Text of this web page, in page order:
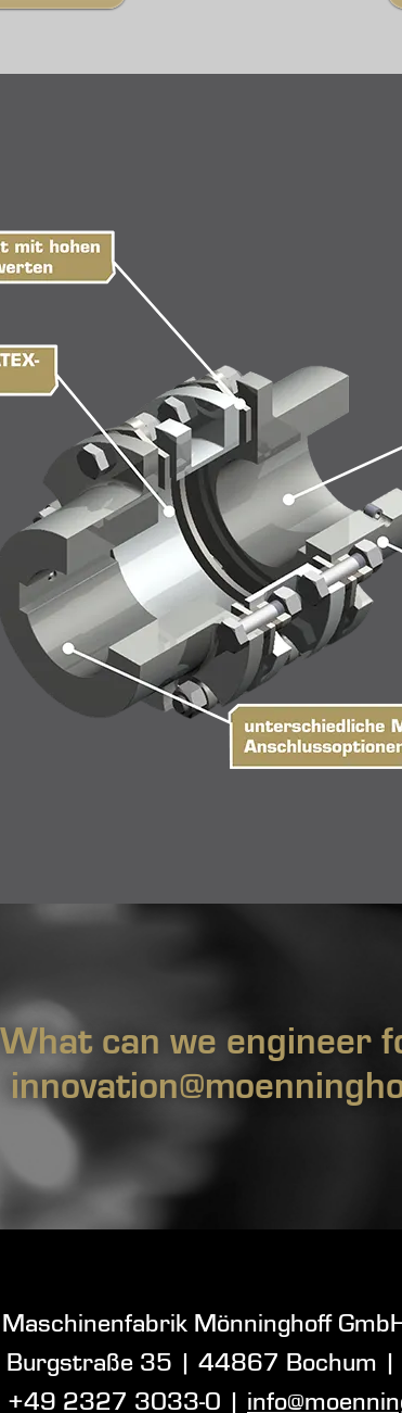
What can we engineer
Maschinenfabrik Mönninghoff
Burgstraße 35
44867 Bochum
+49 2327 3033-0